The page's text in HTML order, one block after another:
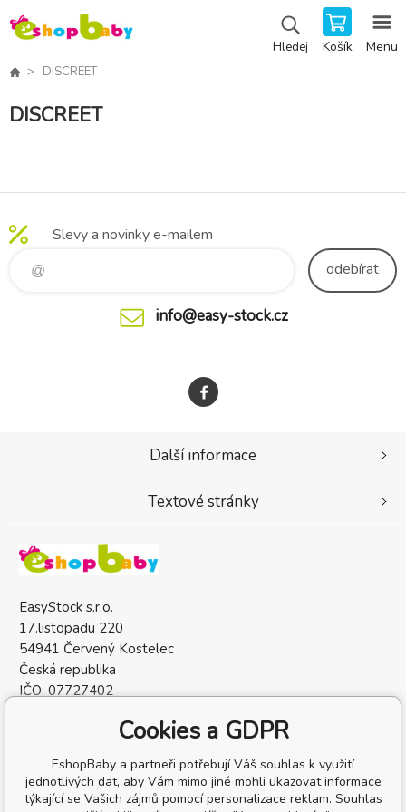
Hledej Košík Menu
DISCREET
DISCREET
Slevy a novinky e-mailem
odebírat
info@easy-stock.cz
EasyStock s.r.o.
17.listopadu 220
54941 Červený Kostelec
Česká republika
IČO: 07727402
Další informace
Textové stránky
Cookies a GDPR
EshopBaby a partneři potřebují Váš souhlas k využití
jednotlivých dat, aby Vám mimo jiné mohli ukazovat informace
týkající se Vašich zájmů pomocí personalizace reklam. Souhlas